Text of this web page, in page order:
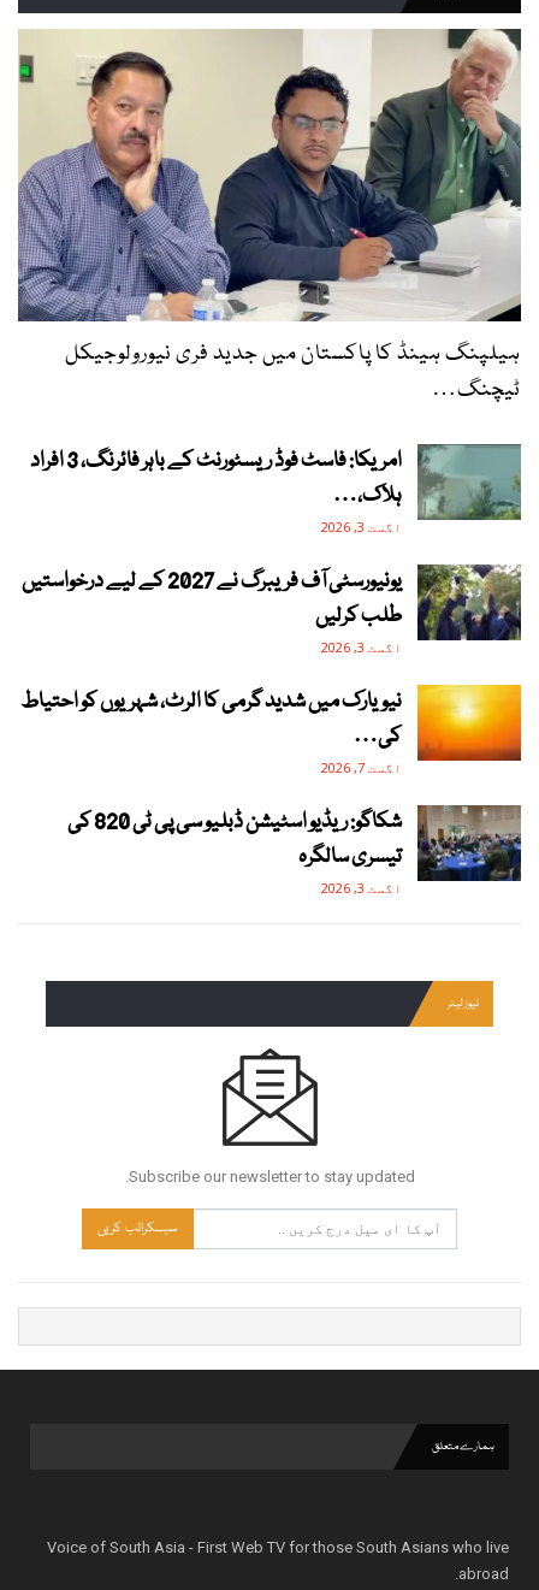
ہیلپنگ ہینڈ کا پاکستان میں جدید فری نیورولوجیکل
ٹیچنگ…
امریکا: فاسٹ فوڈ ریسٹورنٹ کے باہر فائرنگ، 3 افراد
ہلاک،…
اگست 3, 2026
یونیورسٹی آف فریبرگ نے 2027 کے لیے درخواستیں
طلب کرلیں
اگست 3, 2026
نیویارک میں شدید گرمی کا الرٹ، شہریوں کو احتیاط
کی…
اگست 7, 2026
شکاگو: ریڈیو اسٹیشن ڈبلیو سی پی ٹی 820 کی
تیسری سالگرہ
اگست 3, 2026
نیوز لیٹر
Subscribe our newsletter to stay updated.
سبسکرائب کریں
ہمارے متعلق
Voice of South Asia - First Web TV for those South Asians who live
abroad.